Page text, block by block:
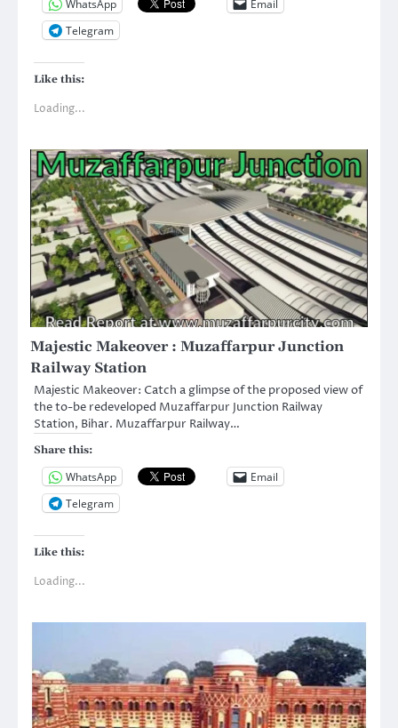
WhatsApp
Email
Telegram
Like this:
Loading...
Majestic Makeover : Muzaffarpur Junction
Railway Station
Majestic Makeover: Catch a glimpse of the proposed view of
the to-be redeveloped Muzaffarpur Junction Railway
Station, Bihar. Muzaffarpur Railway…
Share this:
WhatsApp
Email
Telegram
Like this:
Loading...